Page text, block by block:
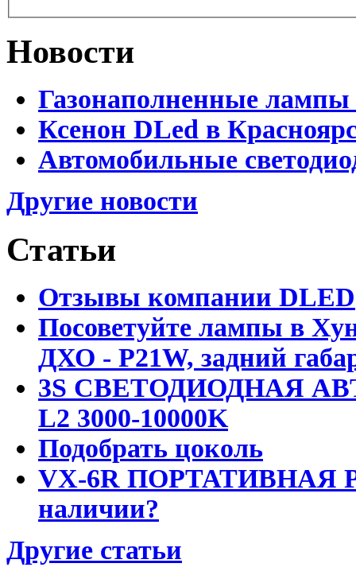
Новости
Газонаполненные лампы
Ксенон DLed в
Автомобильные
Другие новости
Статьи
Отзывы компании DLED
Посоветуйте лампы в
ДХО - P21W, задний
3S СВЕТОДИОДНАЯ
L2 3000-10000K
Подобрать цоколь
VX-6R ПОРТАТИВНАЯ
наличии?
Другие статьи